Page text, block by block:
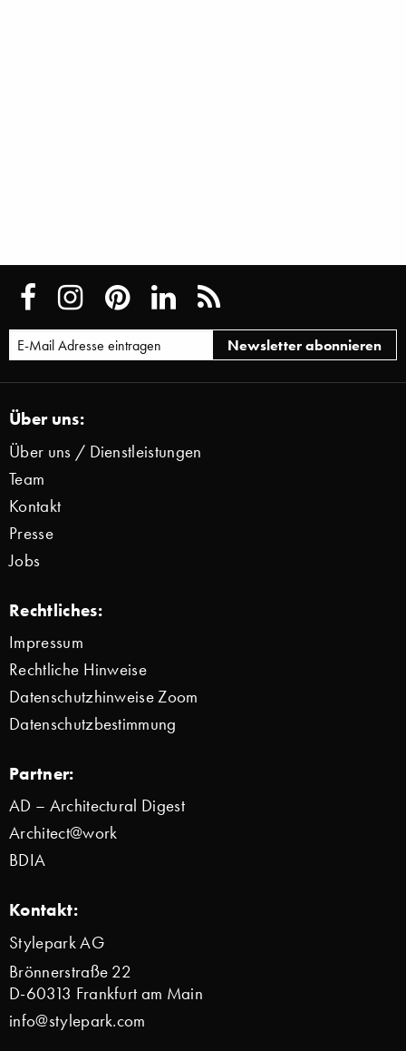
Über uns:
Über uns / Dienstleistungen
Team
Kontakt
Presse
Jobs
Rechtliches:
Impressum
Rechtliche Hinweise
Datenschutzhinweise Zoom
Datenschutzbestimmung
Partner:
AD – Architectural Digest
Architect@work
BDIA
Kontakt:
Stylepark AG
Brönnerstraße 22
D-60313 Frankfurt am Main
info@stylepark.com